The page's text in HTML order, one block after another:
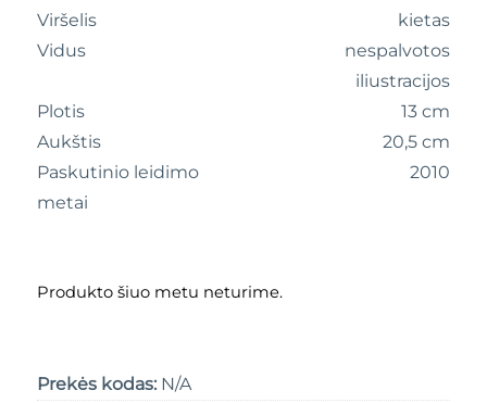
Viršelis
kietas
Vidus
nespalvotos
iliustracijos
Plotis
13 cm
Aukštis
20,5 cm
Paskutinio leidimo
metai
2010
Produkto šiuo metu neturime.
Prekės kodas: N/A